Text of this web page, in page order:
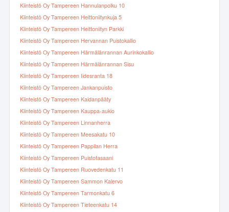
Kiinteistö Oy Tampereen Hannulanpolku 10
Kiinteistö Oy Tampereen Heittoniitynkuja 5
Kiinteistö Oy Tampereen Heittoniityn Parkki
Kiinteistö Oy Tampereen Hervannan Puistokallio
Kiinteistö Oy Tampereen Härmälänrannan Aurinkokallio
Kiinteistö Oy Tampereen Härmälänrannan Sisu
Kiinteistö Oy Tampereen Iidesranta 18
Kiinteistö Oy Tampereen Jankanpuisto
Kiinteistö Oy Tampereen Kaidanpääty
Kiinteistö Oy Tampereen Kauppa-aukio
Kiinteistö Oy Tampereen Linnanherra
Kiinteistö Oy Tampereen Meesakatu 10
Kiinteistö Oy Tampereen Pappilan Herra
Kiinteistö Oy Tampereen Puistofasaani
Kiinteistö Oy Tampereen Ruovedenkatu 11
Kiinteistö Oy Tampereen Sammon Kalervo
Kiinteistö Oy Tampereen Tarmonkatu 6
Kiinteistö Oy Tampereen Tieteenkatu 14